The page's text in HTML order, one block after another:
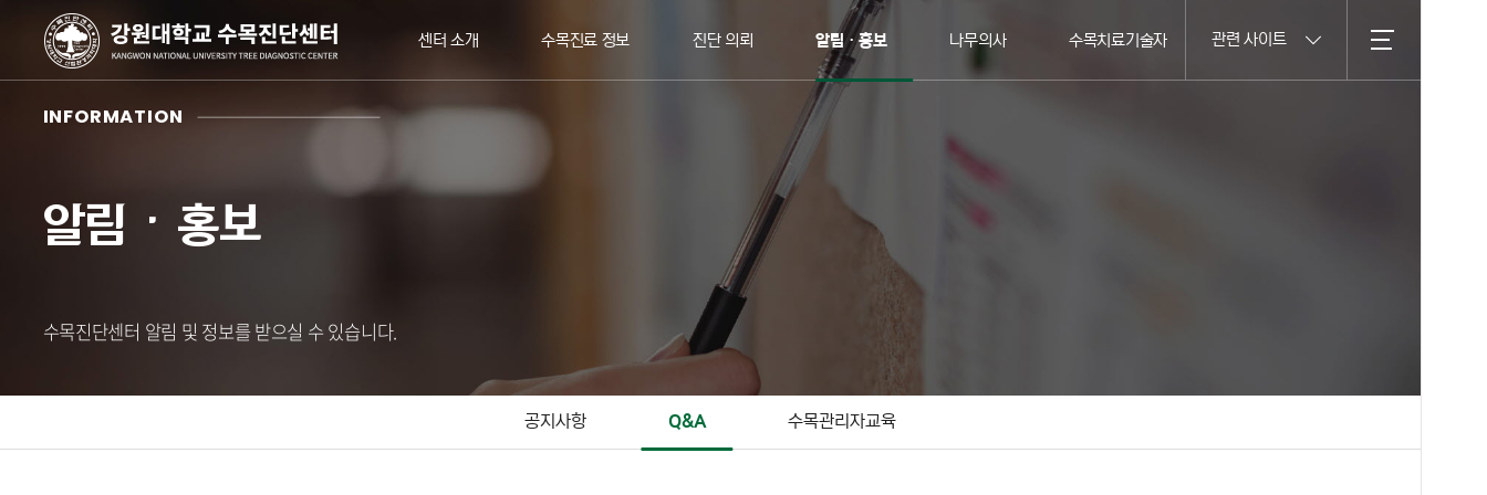
센터 소개 수목진료 정보 진단 의뢰 알림ㆍ홍보 나무의사 수목치료기술자 관련 사이트
INFORMATION
알림ㆍ홍보
수목진단센터 알림 및 정보를 받으실 수 있습니다.
공지사항 Q&A 수목관리자교육